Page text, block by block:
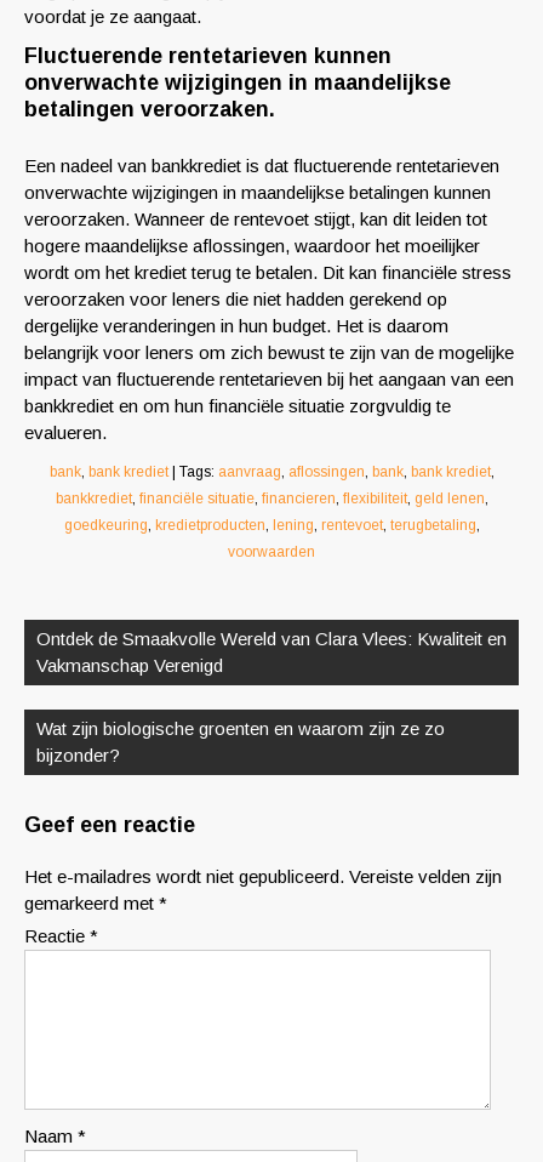
voordat je ze aangaat.
Fluctuerende rentetarieven kunnen
onverwachte wijzigingen in maandelijkse
betalingen veroorzaken.
Een nadeel van bankkrediet is dat fluctuerende rentetarieven
onverwachte wijzigingen in maandelijkse betalingen kunnen
veroorzaken. Wanneer de rentevoet stijgt, kan dit leiden tot
hogere maandelijkse aflossingen, waardoor het moeilijker
wordt om het krediet terug te betalen. Dit kan financiële stress
veroorzaken voor leners die niet hadden gerekend op
dergelijke veranderingen in hun budget. Het is daarom
belangrijk voor leners om zich bewust te zijn van de mogelijke
impact van fluctuerende rentetarieven bij het aangaan van een
bankkrediet en om hun financiële situatie zorgvuldig te
evalueren.
bank, bank krediet | Tags: aanvraag, aflossingen, bank, bank krediet,
bankkrediet, financiële situatie, financieren, flexibiliteit, geld lenen,
goedkeuring, kredietproducten, lening, rentevoet, terugbetaling,
voorwaarden
Ontdek de Smaakvolle Wereld van Clara Vlees: Kwaliteit en
Vakmanschap Verenigd
Wat zijn biologische groenten en waarom zijn ze zo
bijzonder?
Geef een reactie
Het e-mailadres wordt niet gepubliceerd. Vereiste velden zijn
gemarkeerd met *
Reactie *
Naam *